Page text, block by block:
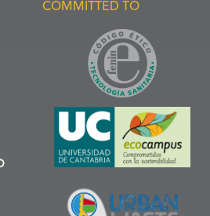
COMMITTED TO